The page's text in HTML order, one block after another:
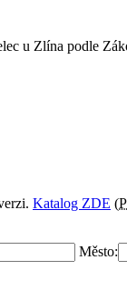
u Zlína podle
Katalog ZDE (
Město: